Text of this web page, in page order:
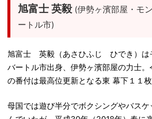
旭富士 英毅 (伊勢ヶ濱部屋・モ
ートル市)
旭富士 英毅（あさひふじ ひでき）は
バートル市出身、伊勢ヶ濱部屋の力士
の番付は最高位更新となる東 幕下１１枚
母国では遊び半分でボクシングやバスケ